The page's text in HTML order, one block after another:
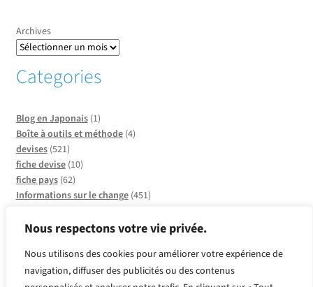
Nous respectons votre vie privée.
Nous utilisons des cookies pour améliorer votre expérience de
navigation, diffuser des publicités ou des contenus
Archives
Categories
Blog en Japonais(1)
Boîte à outils et méthode(4)
devises(521)
fiche devise(10)
fiche pays(62)
Informations sur le change(451)
Infos sur CCO(137)
métaux (2)
Produits or et argent(2)